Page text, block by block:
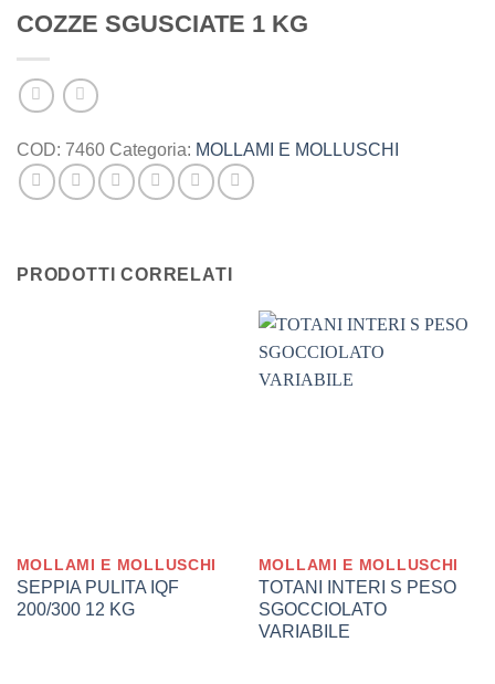
COZZE SGUSCIATE 1 KG
COD: 7460 Categoria: MOLLAMI E MOLLUSCHI
PRODOTTI CORRELATI
MOLLAMI E MOLLUSCHI
SEPPIA PULITA IQF
200/300 12 KG
MOLLAMI E MOLLUSCHI
TOTANI INTERI S PESO
SGOCCIOLATO
VARIABILE